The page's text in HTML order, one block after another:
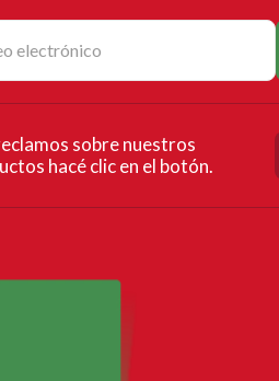
sobre nuestros
hacé clic en el botón.